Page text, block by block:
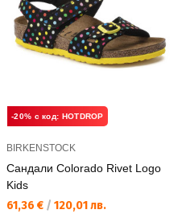
-20% с код: HOTDROP
BIRKENSTOCK
Сандали Colorado Rivet Logo
Kids
Текуща цена:
61,36 € / 120,01 лв.